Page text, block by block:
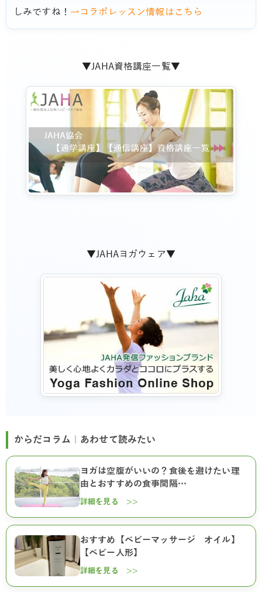
しみですね！ →コラボレッスン情報はこちら
▼JAHA資格講座一覧▼
▼JAHAヨガウェア▼
からだコラム｜あわせて読みたい
ヨガは空腹がいいの？食後を避けたい理
由とおすすめの食事間隔…
詳細を見る >>
おすすめ【ベビーマッサージ オイル】
【ベビー人形】
詳細を見る >>